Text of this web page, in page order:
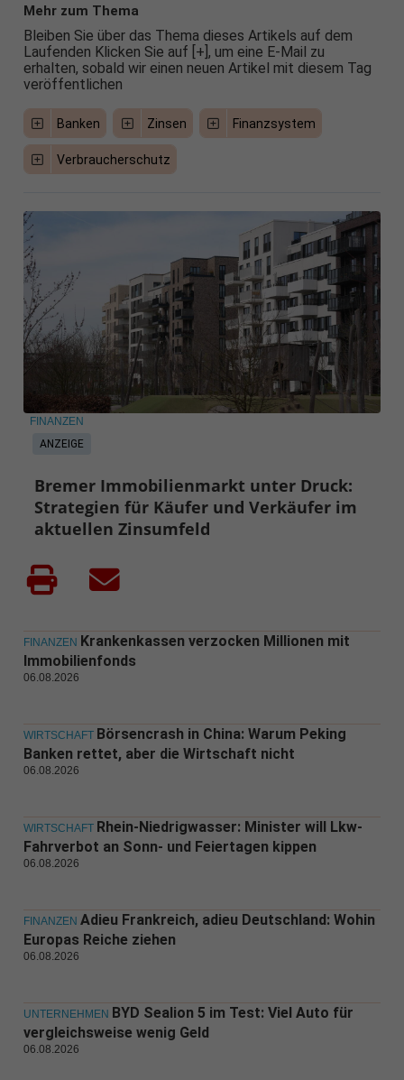
Mehr zum Thema
Bleiben Sie über das Thema dieses Artikels auf dem
Laufenden Klicken Sie auf [+], um eine E-Mail zu
erhalten, sobald wir einen neuen Artikel mit diesem Tag
veröffentlichen
Banken Zinsen Finanzsystem
Verbraucherschutz
ANZEIGE
FINANZEN
Bremer Immobilienmarkt unter Druck:
Strategien für Käufer und Verkäufer im
aktuellen Zinsumfeld
FINANZEN Krankenkassen verzocken Millionen mit
Immobilienfonds
06.08.2026
WIRTSCHAFT Börsencrash in China: Warum Peking
Banken rettet, aber die Wirtschaft nicht
06.08.2026
WIRTSCHAFT Rhein-Niedrigwasser: Minister will Lkw-
Fahrverbot an Sonn- und Feiertagen kippen
06.08.2026
FINANZEN Adieu Frankreich, adieu Deutschland: Wohin
Europas Reiche ziehen
06.08.2026
UNTERNEHMEN BYD Sealion 5 im Test: Viel Auto für
vergleichsweise wenig Geld
06.08.2026